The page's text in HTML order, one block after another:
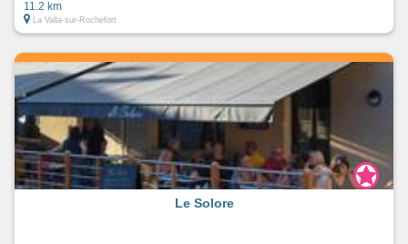
11.2 km
La Valla-sur-Rochefort
Le Solore